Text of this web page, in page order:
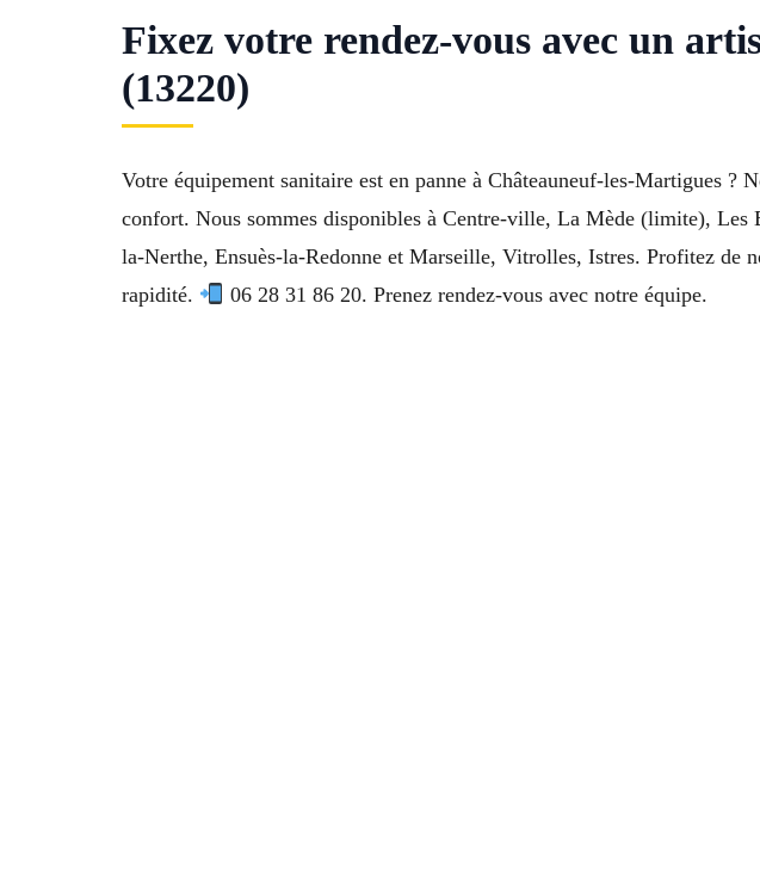
Fixez votre rendez-vous avec un
(13220)
Votre équipement sanitaire est en panne à Châteauneuf-les-Martigues
confort. Nous sommes disponibles à Centre-ville, La Mède (limite),
la-Nerthe, Ensuès-la-Redonne et Marseille, Vitrolles, Istres. Profitez de
rapidité.
06 28 31 86 20. Prenez rendez-vous avec notre équipe.